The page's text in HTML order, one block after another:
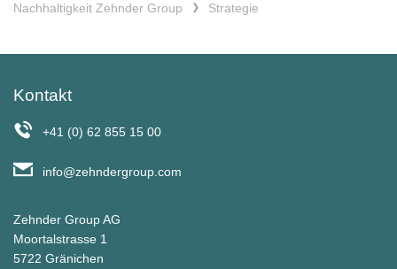
Nachhaltigkeit Zehnder Group Strategie
Kontakt
+41 (0) 62 855 15 00
info@zehndergroup.com
Zehnder Group AG
Moortalstrasse 1
5722 Gränichen